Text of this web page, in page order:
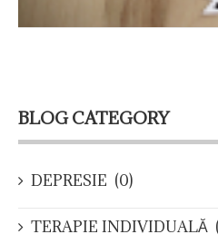
BLOG CATEGORY
DEPRESIE (0)
TERAPIE INDIVIDUALĂ